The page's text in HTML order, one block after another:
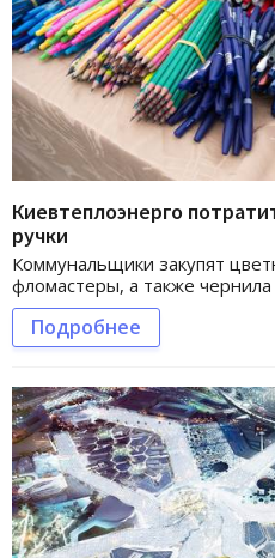
Киевтеплоэнерго
ручки
Коммунальщики закупят
фломастеры, а также чернила
Подробнее